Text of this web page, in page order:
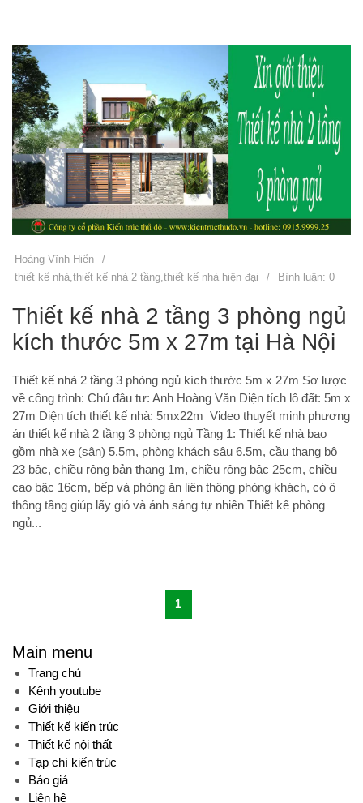
Hoàng Vĩnh Hiển
/
thiết kế nhà,thiết kế nhà 2 tầng,thiết kế nhà hiện đại / Bình luận: 0
Thiết kế nhà 2 tầng 3 phòng ngủ
kích thước 5m x 27m tại Hà Nội
Thiết kế nhà 2 tầng 3 phòng ngủ kích thước 5m x 27m Sơ lược
về công trình: Chủ đâu tư: Anh Hoàng Văn Diện tích lô đất: 5m x
27m Diện tích thiết kế nhà: 5mx22m Video thuyết minh phương
án thiết kế nhà 2 tầng 3 phòng ngủ Tầng 1: Thiết kế nhà bao
gồm nhà xe (sân) 5.5m, phòng khách sâu 6.5m, cầu thang bộ
23 bậc, chiều rộng bản thang 1m, chiều rộng bậc 25cm, chiều
cao bậc 16cm, bếp và phòng ăn liên thông phòng khách, có ô
thông tầng giúp lấy gió và ánh sáng tự nhiên Thiết kế phòng
ngủ...
1
Main menu
Trang chủ
Kênh youtube
Giới thiệu
Thiết kế kiến trúc
Thiết kế nội thất
Tạp chí kiến trúc
Báo giá
Liên hệ